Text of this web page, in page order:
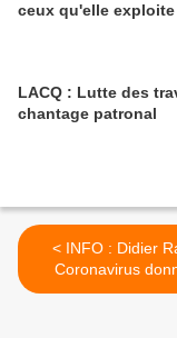
ceux qu'elle exploite
LACQ : Lutte des
chantage patronal
< INFO : Didier Raoult
Coronavirus
EHPAD